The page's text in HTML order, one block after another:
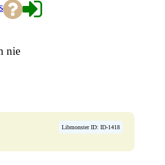
nie
Libmonster ID: ID-1418